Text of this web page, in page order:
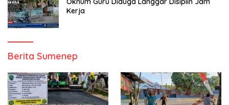
Kerja
Berita Sumenep